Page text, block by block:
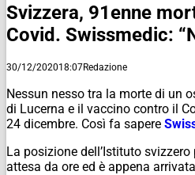
Svizzera, 91enne
Covid. Swissmedic:
30/12/202018:07Redazione
Nessun nesso tra la morte di un
di Lucerna e il vaccino contro il
24 dicembre. Così fa sapere
La posizione dell’Istituto
attesa da ore ed è appena